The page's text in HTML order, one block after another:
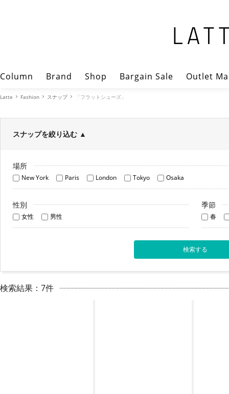
Column Brand Shop Bargain Sale Outlet
Latte Fashion スナップ 「フラットシューズ」
スナップを絞り込む ▲
場所
New York Paris London Tokyo Osaka
性別
女性 男性
季節
春
検索結果：7件